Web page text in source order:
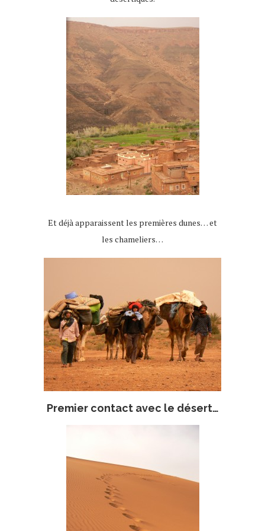
Et déjà apparaissent les premières dunes… et
les chameliers…
Premier contact avec le désert…